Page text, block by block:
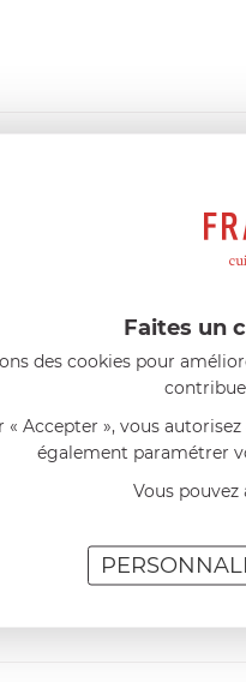
mini 9 cm Castelpro 5 ply
sommes dans un produit de
d’articles, hors
Faites un
des cookies pour
« Accepter », vous
également paramétrer
Vous pouvez